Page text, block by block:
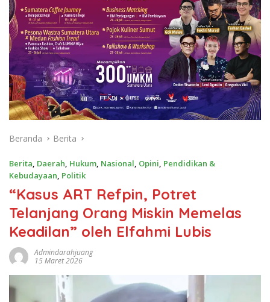
Beranda Berita
Berita, Daerah, Hukum, Nasional, Opini, Pendidikan &
Kebudayaan, Politik
“Kasus ART Refpin, Potret
Telanjang Orang Miskin Memelas
Keadilan” oleh Elfahmi Lubis
Admindarahjuang
15 Maret 2026